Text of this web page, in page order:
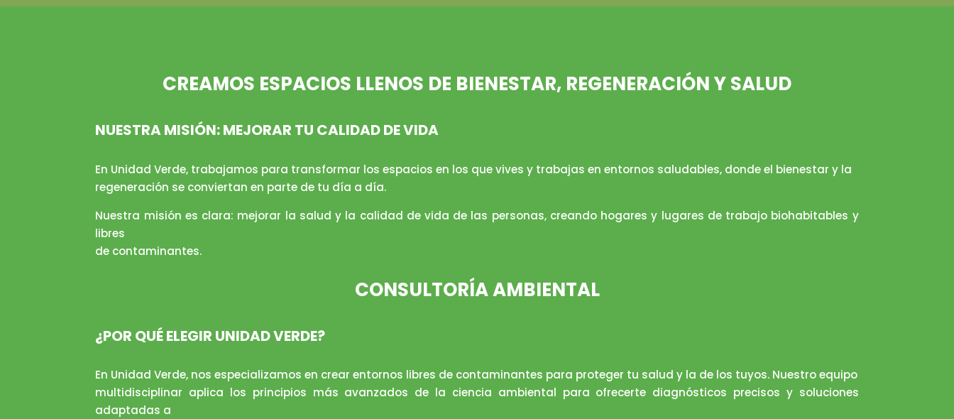
CREAMOS ESPACIOS LLENOS DE BIENESTAR, REGENERACIÓN Y SALUD
NUESTRA MISIÓN: MEJORAR TU CALIDAD DE VIDA
En Unidad Verde, trabajamos para transformar los espacios en los que vives y trabajas en entornos saludables, donde el bienestar y la
regeneración se conviertan en parte de tu día a día.
Nuestra misión es clara: mejorar la salud y la calidad de vida de las personas, creando hogares y lugares de trabajo biohabitables y
libres
de contaminantes.
CONSULTORÍA AMBIENTAL
¿POR QUÉ ELEGIR UNIDAD VERDE?
En Unidad Verde, nos especializamos en crear entornos libres de contaminantes para proteger tu salud y la de los tuyos. Nuestro equipo
multidisciplinar aplica los principios más avanzados de la ciencia ambiental para ofrecerte diagnósticos precisos y soluciones
adaptadas a